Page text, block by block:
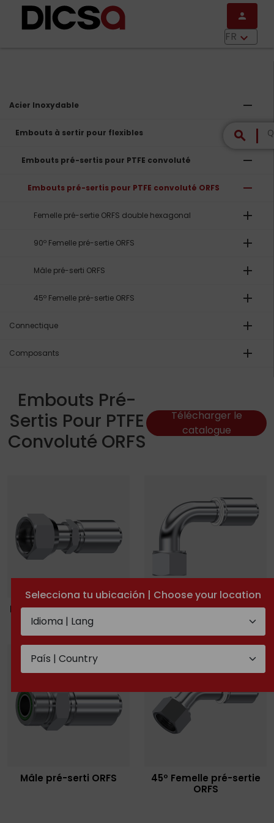
Aller au contenu principal
Selecciona tu ubicación | Choose your location
person
FR keyboard_arrow_down
search
Acier Inoxydable remove
Embouts à sertir pour flexibles remove
Embouts pré-sertis pour PTFE convoluté remove
Embouts pré-sertis pour PTFE convoluté ORFS remove
Femelle pré-sertie ORFS double hexagonal add
90º Femelle pré-sertie ORFS add
Mâle pré-serti ORFS add
45º Femelle pré-sertie ORFS add
Connectique add
Composants add
Embouts Pré-
Sertis Pour PTFE
Convoluté ORFS
Télécharger le
catalogue
Femelle pré-sertie ORFS
double hexagonal
90º Femelle pré-sertie
Mâle pré-serti ORFS
45º Femelle pré-sertie
ORFS